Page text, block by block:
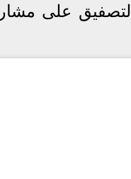
على